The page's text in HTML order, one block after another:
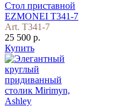
Стол приставной
EZMONEI T341-7
Art. T341-7
25 500 р.
Купить